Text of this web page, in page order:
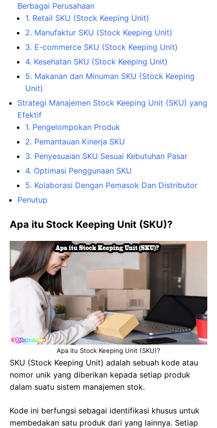
Berbagai Perusahaan
1. Retail SKU (Stock Keeping Unit)
2. Manufaktur SKU (Stock Keeping Unit)
3. E-commerce SKU (Stock Keeping Unit)
4. Kesehatan SKU (Stock Keeping Unit)
5. Makanan dan Minuman SKU (Stock Keeping
Unit)
Strategi Manajemen Stock Keeping Unit (SKU) yang
Efektif
1. Pengelompokan Produk
2. Pemantauan Kinerja SKU
3. Penyesuaian SKU Sesuai Kebutuhan Pasar
4. Optimasi Penggunaan SKU
5. Kolaborasi Dengan Pemasok Dan Distributor
Penutup
Apa itu Stock Keeping Unit (SKU)?
Apa itu Stock Keeping Unit (SKU)?
SKU (Stock Keeping Unit) adalah sebuah kode atau
nomor unik yang diberikan kepada setiap produk
dalam suatu sistem manajemen stok.
Kode ini berfungsi sebagai identifikasi khusus untuk
membedakan satu produk dari yang lainnya. Setiap